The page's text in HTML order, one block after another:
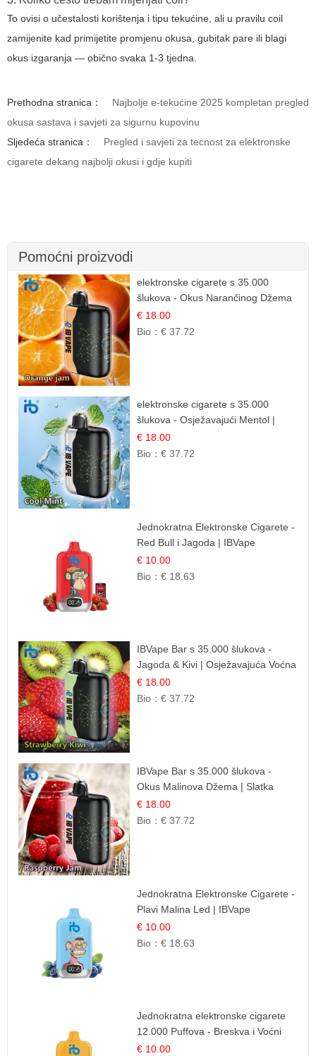
To ovisi o učestalosti korištenja i tipu tekućine, ali u pravilu coil
zamijenite kad primijetite promjenu okusa, gubitak pare ili blagi
okus izgaranja — obično svaka 1-3 tjedna.
Prethodna stranica：
Najbolje e-tekućine 2025 kompletan pregled
okusa sastava i savjeti za sigurnu kupovinu
Sljedeća stranica：
Pregled i savjeti za tecnost za elektronske
cigarete dekang najbolji okusi i gdje kupiti
Pomoćni proizvodi
elektronske cigarete s 35.000
šlukova - Okus Narančinog Džema
| Dugotrajno Iskustvo
€ 18.00
Bio：€ 37.72
elektronske cigarete s 35.000
šlukova - Osježavajući Mentol |
Čista i Svježa Okus
€ 18.00
Bio：€ 37.72
Jednokratna Elektronske Cigarete -
Red Bull i Jagoda | IBVape
€ 10.00
Bio：€ 18.63
IBVape Bar s 35.000 šlukova -
Jagoda & Kivi | Osježavajuća Voćna
Mješavina
€ 18.00
Bio：€ 37.72
IBVape Bar s 35.000 šlukova -
Okus Malinova Džema | Slatka
Voćna Aroma
€ 18.00
Bio：€ 37.72
Jednokratna Elektronske Cigarete -
Plavi Malina Led | IBVape
€ 10.00
Bio：€ 18.63
Jednokratna elektronske cigarete
12.000 Puffova - Breskva i Voćni
Sok | Osježavajuća Voćna
€ 10.00